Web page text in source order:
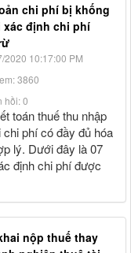
chi phí bị khống
xác định chi phí
2020 10:17:00 PM
3860
hồi: 0
toán thuế thu nhập
phí có đầy đủ hóa
lý. Dưới đây là 07
định chi phí được
nộp thuế thay